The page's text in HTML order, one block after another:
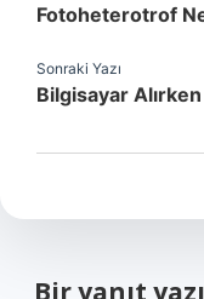
Fotoheterotrof
Sonraki Yazı
Bilgisayar
Bir yanıt